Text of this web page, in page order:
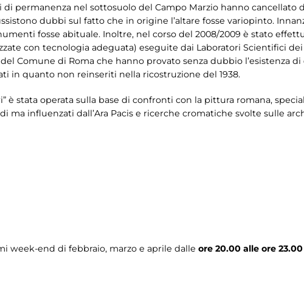
permanenza nel sottosuolo del Campo Marzio hanno cancellato
dubbi sul fatto che in origine l’altare fosse variopinto.
fosse abituale. Inoltre, nel corso del 2008/2009 è stato
con tecnologia adeguata) eseguite dai Laboratori Scientifici
Comune di Roma che hanno provato senza dubbio l’esistenza di
in quanto non reinseriti nella ricostruzione del 1938.
è stata operata sulla base di confronti con la pittura romana,
influenzati dall’Ara Pacis e ricerche cromatiche svolte sulle
week-end di febbraio, marzo e aprile dalle ore 20.00 alle ore 23.00